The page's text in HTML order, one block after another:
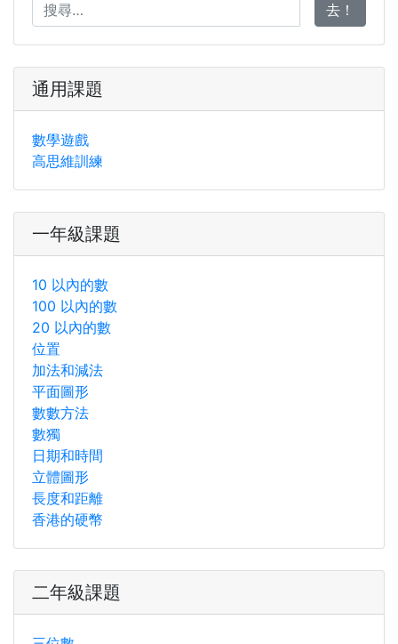
去！
通用課題
數學遊戲
高思維訓練
一年級課題
10 以內的數
100 以內的數
20 以內的數
位置
加法和減法
平面圖形
數數方法
數獨
日期和時間
立體圖形
長度和距離
香港的硬幣
二年級課題